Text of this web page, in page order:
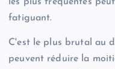
fatiguant.
C'est le plus brutal au
peuvent réduire la